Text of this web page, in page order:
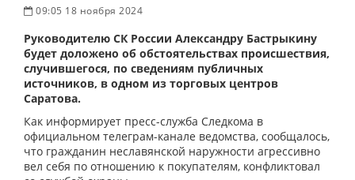
09:05 18 ноября 2024
Руководителю СК России Александру Бастрыкину
будет доложено об обстоятельствах происшествия,
случившегося, по сведениям публичных
источников, в одном из торговых центров
Саратова.
Как информирует пресс-служба Следкома в
официальном телеграм-канале ведомства, сообщалось,
что гражданин неславянской наружности агрессивно
вел себя по отношению к покупателям, конфликтовал